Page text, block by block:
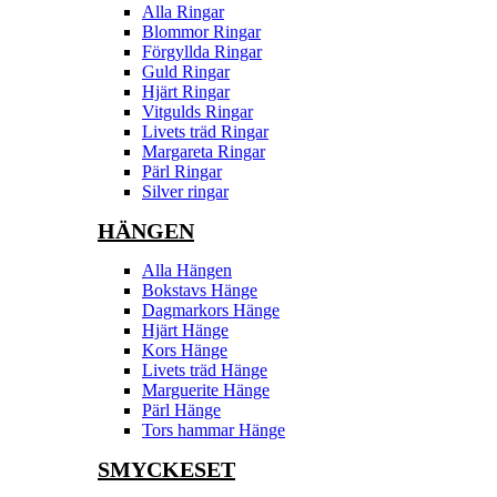
Alla Ringar
Blommor Ringar
Förgyllda Ringar
Guld Ringar
Hjärt Ringar
Vitgulds Ringar
Livets träd Ringar
Margareta Ringar
Pärl Ringar
Silver ringar
HÄNGEN
Alla Hängen
Bokstavs Hänge
Dagmarkors Hänge
Hjärt Hänge
Kors Hänge
Livets träd Hänge
Marguerite Hänge
Pärl Hänge
Tors hammar Hänge
SMYCKESET